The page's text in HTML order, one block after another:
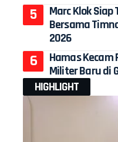
Marc Klok
Bersama
2026
Hamas Kecam
Militer Baru di
HIGHLIGHT